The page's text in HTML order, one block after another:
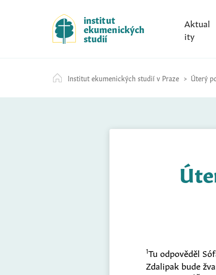
k
i
p
t
c
o
institut
ekumenických
studií
Aktual
ity
Institut ekumenických studií v Praze Úterý
1Tu odpověděl
Zdalipak bude